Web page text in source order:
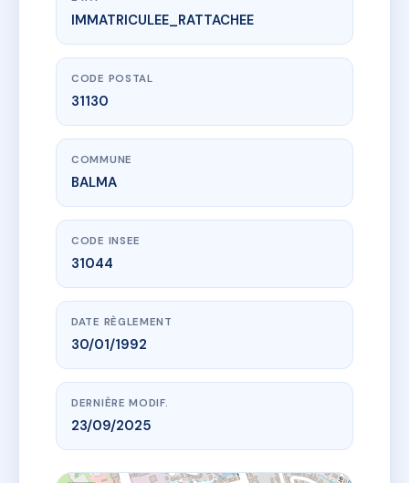
www.vme.plus/AC6671473
SDC LE MAIL DE BALMA
6 Place de France
IMMATRICULEE_RATTACHEE
CODE POSTAL
31130
COMMUNE
BALMA
CODE INSEE
31044
DATE RÈGLEMENT
30/01/1992
DERNIÈRE MODIF.
23/09/2025